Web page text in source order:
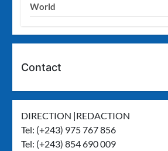
World
Contact
DIRECTION |REDACTION
Tel: (+243) 975 767 856
Tel: (+243) 854 690 009